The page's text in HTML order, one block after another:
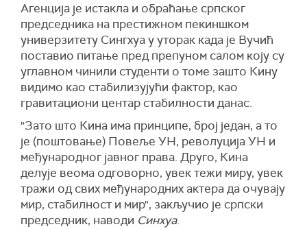
Агенција је истакла и обраћање српског
председника на престижном пекиншком
универзитету Сингхуа у уторак када је Вучић
поставио питање пред препуном салом коју су
углавном чинили студенти о томе зашто Кину
видимо као стабилизујући фактор, као
гравитациони центар стабилности данас.
"Зато што Кина има принципе, број један, а то
је (поштовање) Повеље УН, револуција УН и
међународног јавног права. Друго, Кина
делује веома одговорно, увек тежи миру, увек
тражи од свих међународних актера да очувају
мир, стабилност и мир", закључио је српски
председник, наводи Синхуа.